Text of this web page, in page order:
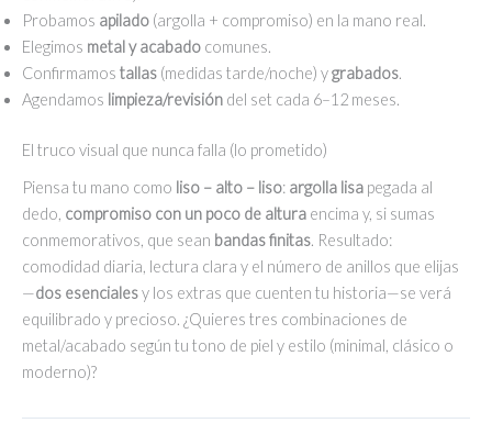
Probamos apilado (argolla + compromiso) en la mano real.
Elegimos metal y acabado comunes.
Confirmamos tallas (medidas tarde/noche) ygrabados.
Agendamos limpieza/revisión del set cada 6–12 meses.
El truco visual que nunca falla (lo prometido)
Piensa tu mano como liso – alto – liso: argolla lisa pegada al
dedo, compromiso con un poco de altura encima y, si sumas
conmemorativos, que sean bandas finitas. Resultado:
comodidad diaria, lectura clara y el número de anillos que elijas
—dos esencialesy los extras que cuenten tu historia—se verá
equilibrado y precioso. ¿Quieres tres combinaciones de
metal/acabado según tu tono de piel y estilo (minimal, clásico o
moderno)?